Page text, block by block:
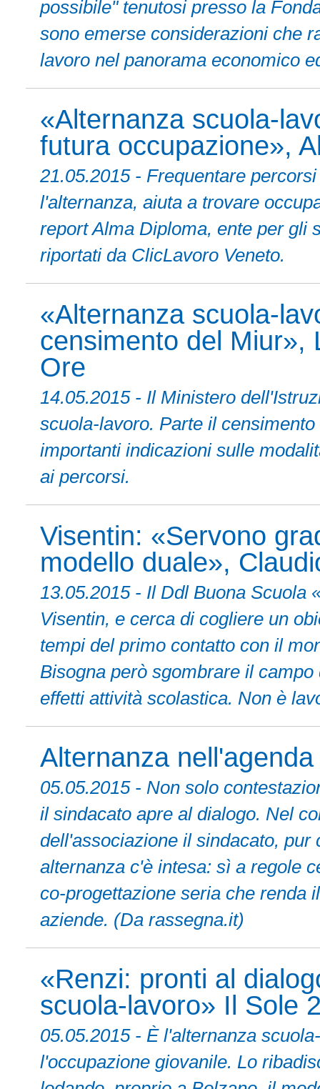
possibile" tenutosi presso la
sono emerse considerazioni che
lavoro nel panorama economico
«Alternanza scuola-
futura occupazione»,
21.05.2015 - Frequentare
l'alternanza, aiuta a trovare
report Alma Diploma, ente per gli
riportati da ClicLavoro Veneto.
«Alternanza scuola-
censimento del Miur»,
Ore
14.05.2015 - Il Ministero
scuola-lavoro. Parte il
importanti indicazioni sulle
ai percorsi.
Visentin: «Servono
modello duale»,
13.05.2015 - Il Ddl Buona Scuola
Visentin, e cerca di cogliere un
tempi del primo contatto con il
Bisogna però sgombrare il campo
effetti attività scolastica. Non è
Alternanza
05.05.2015 - Non solo
il sindacato apre al dialogo. Nel
dell'associazione il sindacato,
alternanza c'è intesa: sì a regole
co-progettazione seria che renda
aziende. (Da rassegna.it)
«Renzi: pronti al
scuola-lavoro» Il Sole
05.05.2015 - È l'alternanza
l'occupazione giovanile. Lo